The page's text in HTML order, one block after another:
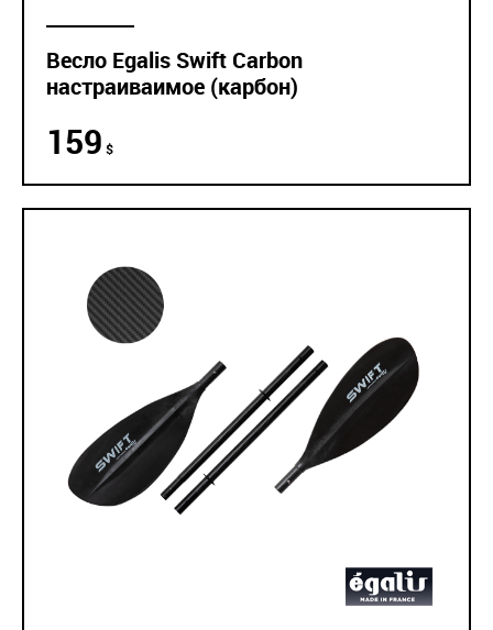
Весло Egalis Swift Carbon
настраиваимое (карбон)
159 $